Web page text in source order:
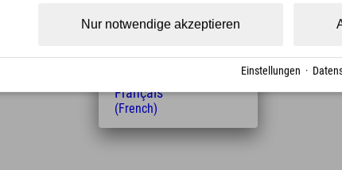
Nur notwendige akzeptieren
Einstellungen ·
Magyar
Nederlands
Français
(French)